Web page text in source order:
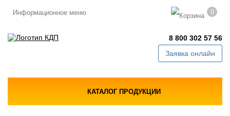
Информационное меню 0
8 800 302 57 56
Заявка онлайн
КАТАЛОГ ПРОДУКЦИИ